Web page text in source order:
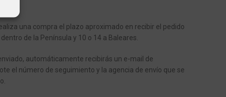
una compra el plazo aproximado en recibir el pedido
de la Península y 10 o 14 a Baleares.
automáticamente recibirás un e-mail de
el número de seguimiento y la agencia de envío que se